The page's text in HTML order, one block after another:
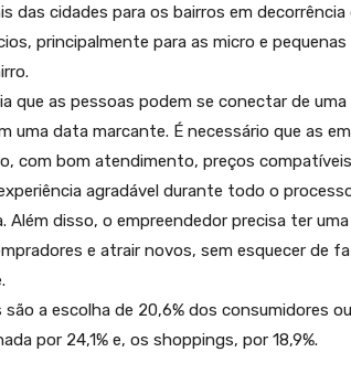
das cidades para os bairros em decorrência
principalmente para as micro e pequenas
que as pessoas podem se conectar de
uma data marcante. É necessário que as
com bom atendimento, preços
agradável durante todo o
Além disso, o empreendedor precisa ter
e atrair novos, sem esquecer de
a escolha de 20,6% dos consumidores
por 24,1% e, os shoppings, por 18,9%.